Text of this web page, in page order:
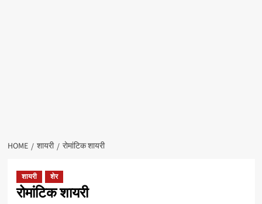
HOME शायरी रोमांटिक शायरी
शायरी शेर
रोमांटिक शायरी